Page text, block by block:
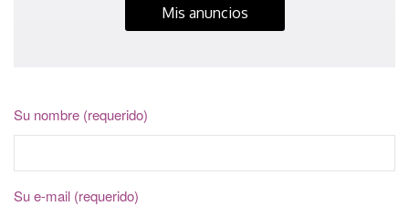
Mis anuncios
Su nombre (requerido)
Su e-mail (requerido)